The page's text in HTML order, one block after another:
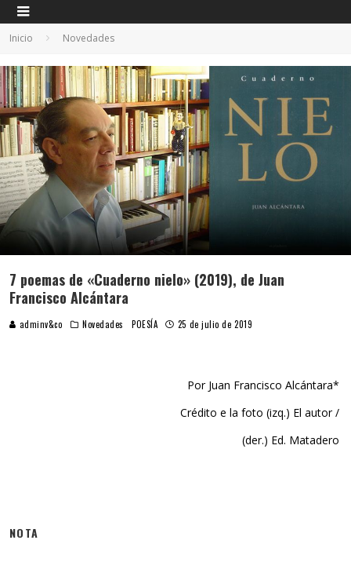
Inicio Novedades
7 poemas de «Cuaderno nielo» (2019), de Juan
Francisco Alcántara
adminv&co Novedades POESÍA 25 de julio de 2019
Por Juan Francisco Alcántara*
Crédito e la foto (izq.) El autor /
(der.) Ed. Matadero
NOTA